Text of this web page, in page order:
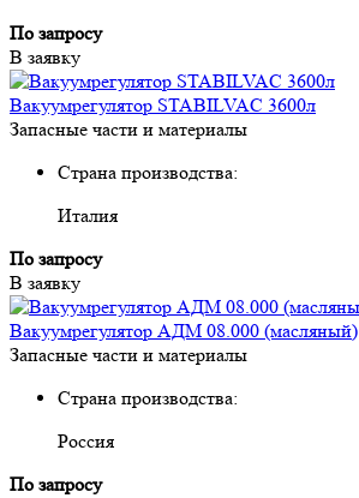
По запросу
В заявку
Вакуумрегулятор STABILVAC 3600л
Запасные части и материалы
Страна производства:
Италия
По запросу
В заявку
Вакуумрегулятор АДМ 08.000 (масляный)
Запасные части и материалы
Страна производства:
Россия
По запросу